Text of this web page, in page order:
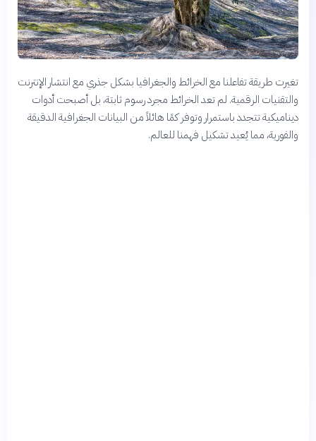
تغيرت طريقة تفاعلنا مع الخرائط والجغرافيا بشكل جذري مع انتشار الإنترنت
والتقنيات الرقمية. لم تعد الخرائط مجرد رسوم ثابتة، بل أصبحت أدوات
ديناميكية تتجدد باستمرار وتوفر كمًا هائلاً من البيانات الجغرافية الدقيقة
والفورية، مما يُعيد تشكيل فهمنا للعالم.